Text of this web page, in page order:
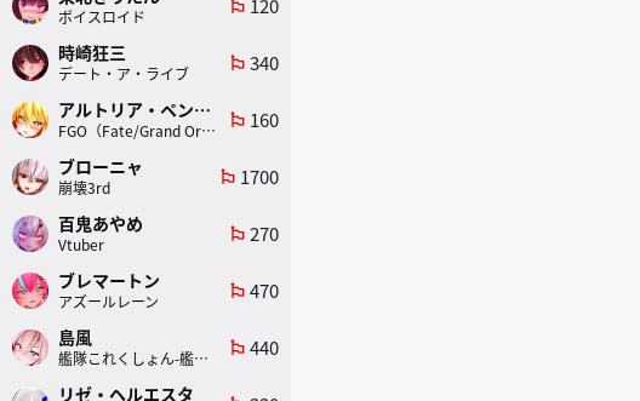
ボイスロイド
emoji_flags
時崎狂三
デート・ア・ライブ
emoji_flags 340
アルトリア・ペンドラゴン(ランサー)
FGO（Fate/Grand Order）
emoji_flags 160
ブローニャ
崩壊3rd
emoji_flags 1700
百鬼あやめ
Vtuber
emoji_flags 270
ブレマートン
アズールレーン
emoji_flags 470
島風
艦隊これくしょん-艦これ-
emoji_flags 440
リゼ・ヘルエスタ